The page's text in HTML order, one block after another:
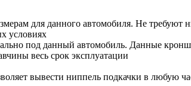
для данного автомобиля. Не требуют
условиях
под данный автомобиль. Данные
весь срок эксплуатации
вывести ниппель подкачки в любую